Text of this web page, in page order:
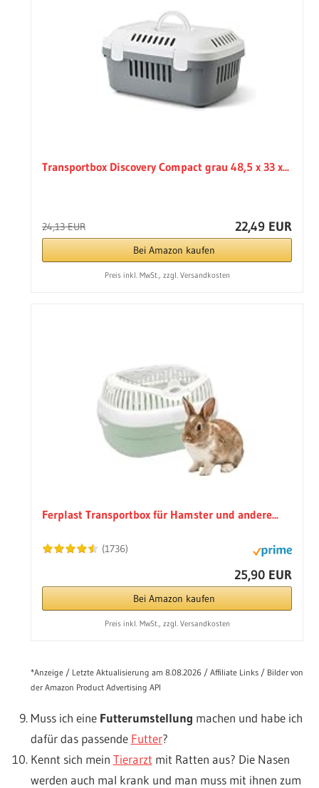
Transportbox Discovery Compact grau 48,5 x 33 x...
24,13 EUR 22,49 EUR
Bei Amazon kaufen
Preis inkl. MwSt., zzgl. Versandkosten
Ferplast Transportbox für Hamster und andere...
(1736)
25,90 EUR
Bei Amazon kaufen
Preis inkl. MwSt., zzgl. Versandkosten
*Anzeige / Letzte Aktualisierung am 8.08.2026 / Affiliate Links / Bilder von
der Amazon Product Advertising API
Muss ich eine Futterumstellung machen und habe ich
dafür das passende Futter?
Kennt sich mein Tierarzt mit Ratten aus? Die Nasen
werden auch mal krank und man muss mit ihnen zum